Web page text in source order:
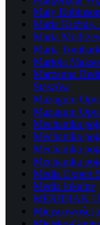
Mały
Maria Kuźnia,
Maria
Maria
Mariola
Marzanna
Staszów
Mazagum
Mazagum
Mechanika
Mechanika
Mechanika
Mechanika
Media Expert
Media lokalne
MERIDIAN
Miejscowości